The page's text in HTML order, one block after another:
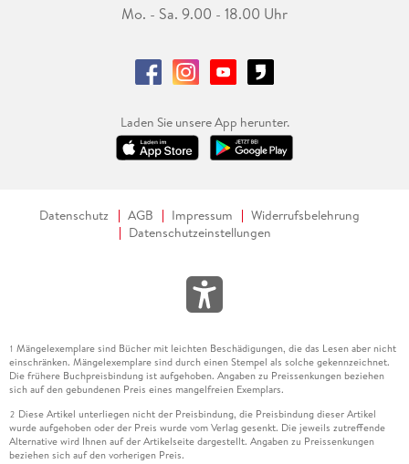
Mo. - Sa. 9.00 - 18.00 Uhr
Laden Sie unsere App herunter.
Datenschutz AGB Impressum
Widerrufsbelehrung
Datenschutzeinstellungen
1 Mängelexemplare sind Bücher mit leichten Beschädigungen, die das Lesen aber nicht
einschränken. Mängelexemplare sind durch einen Stempel als solche gekennzeichnet.
Die frühere Buchpreisbindung ist aufgehoben. Angaben zu Preissenkungen beziehen
sich auf den gebundenen Preis eines mangelfreien Exemplars.
2 Diese Artikel unterliegen nicht der Preisbindung, die Preisbindung dieser Artikel
wurde aufgehoben oder der Preis wurde vom Verlag gesenkt. Die jeweils zutreffende
Alternative wird Ihnen auf der Artikelseite dargestellt. Angaben zu Preissenkungen
beziehen sich auf den vorherigen Preis.